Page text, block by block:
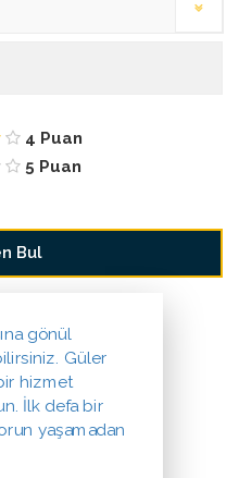
4 Puan
5 Puan
gönül
Güler
hizmet
İlk defa bir
yaşamadan